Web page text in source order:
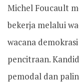
Michel Foucault
bekerja melalui
wacana
pencitraan.
pemodal dan